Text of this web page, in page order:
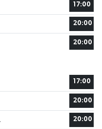
17:00
20:00
20:00
17:00
20:00
20:00